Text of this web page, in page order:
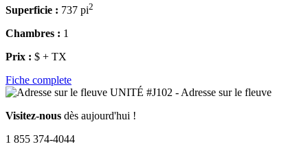
Superficie : 737 pi2
Chambres : 1
Prix : $ + TX
Fiche complete
Visitez-nous dès aujourd'hui !
1 855 374-4044